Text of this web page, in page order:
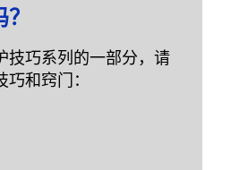
技巧系列的一部分，请
和窍门：